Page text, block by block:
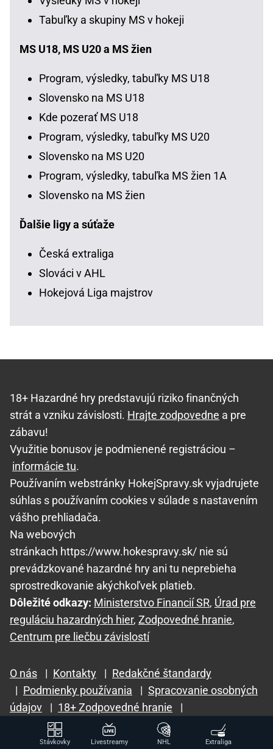
Tabuľky a skupiny MS v hokeji
MS U18, MS U20 a MS žien
Program, výsledky, tabuľky MS U18
Slovensko na MS U18
Kde pozerať MS U18
Program, výsledky, tabuľky MS U20
Slovensko na MS U20
Program, výsledky, tabuľka MS žien 1A
Slovensko na MS žien
Ďalšie ligy a súťaže
Česká extraliga
Slováci v AHL
Hokejová Liga majstrov
18+ Hazardné hry predstavujú riziko finančných
strát a vzniku závislosti. Hrajte zodpovedne a pre
zábavu!
Využitie bonusov je podmienené registráciou –
informácie tu.
Používaním webstránky HokejSpravy.sk vyjadrujete
súhlas s používaním cookies v súlade s nastavením
vášho prehliadača.
Na webových
stránkach https://www.hokespravy.sk/ nie sú
prevádzkované hazardné hry ani tu neprebieha
sprostredkovanie akýchkoľvek platieb.
Dôležité odkazy: Ministerstvo Financií SR, Úrad pre
reguláciu hazardných hier, Zodpovedné hranie,
Centrum pre liečbu závislostí
O nás | Kontakty | Redakčné štandardy
| Podmienky používania | Spracovanie osobných
údajov
| 18+ Zodpovedné hranie
|
GTO Solutions, s.r.o.
Stávkovky Livestreamy NHL Extraliga